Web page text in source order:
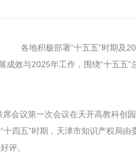
各地积极部署“十五五”时期
成效与2025年工作，围绕“十五
会议第一次会议在天开高教科创园
四五”时期，天津市知识产权
评。